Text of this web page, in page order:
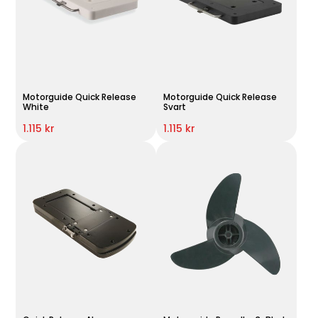
Motorguide Quick Release
White
1.115 kr
Motorguide Quick Release
Svart
1.115 kr